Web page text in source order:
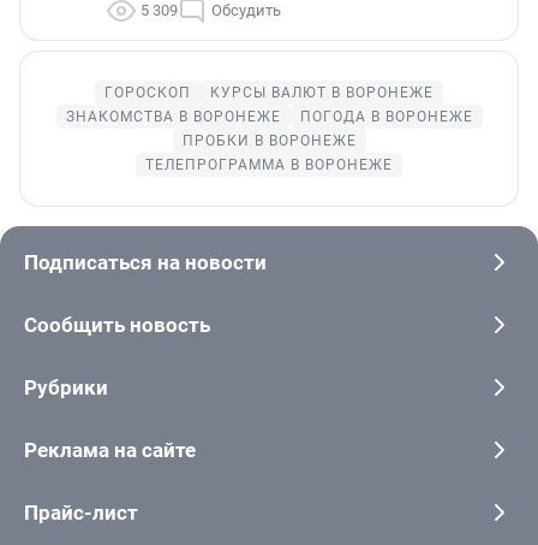
5 309 Обсудить
ГОРОСКОП
КУРСЫ ВАЛЮТ В ВОРОНЕЖЕ
ЗНАКОМСТВА В ВОРОНЕЖЕ
ПОГОДА В ВОРОНЕЖЕ
ПРОБКИ В ВОРОНЕЖЕ
ТЕЛЕПРОГРАММА В ВОРОНЕЖЕ
Подписаться на новости
Сообщить новость
Рубрики
Реклама на сайте
Прайс-лист